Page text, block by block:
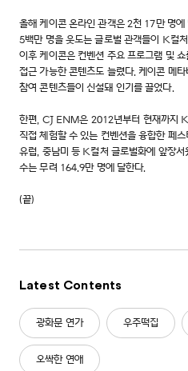
올해 케이콘 온라인 관객은 2천 17만 명
5백만 명을 웃도는 글로벌 관객들이 K컬
이후 케이콘은 컨벤션 주요 프로그램 및
접근 가능한 콘텐츠도 늘렸다. 케이콘 메
참여 콘텐츠들이 신설돼 인기를 끌었다.
한편, CJ ENM은 2012년부터 현재까지
직접 체험할 수 있는 컨벤션을 융합한 페
유럽, 중남미 등 K컬처 글로벌화에 앞장
수는 무려 164.9만 명에 달한다.
(끝)
Latest Contents
광화문 연가 우주떡집
오싹한 연애